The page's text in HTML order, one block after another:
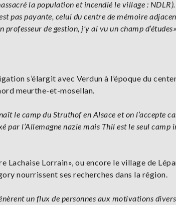
la population et incendié le village :
pas payante, celui du centre de mémoire
de gestion, j’y ai vu un champ
s’élargit avec Verdun à l’époque du
meurthe-et-mosellan.
le camp du Struthof en Alsace et on l’accepte
par l’Allemagne nazie mais Thil est le seul
Lachaise Lorrain», ou encore le village de
nourrissent ses recherches dans la région.
un flux de personnes aux motivations